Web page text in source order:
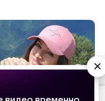
СЕМЬ ДНЕЙ»использует
×